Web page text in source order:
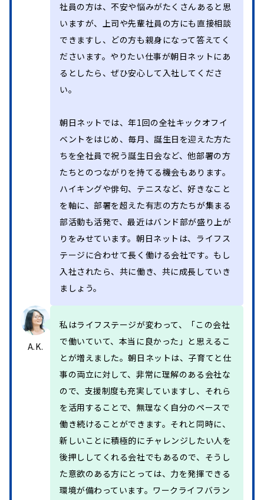
社員の方は、不安や悩みがたくさんあると思
いますが、上司や先輩社員の方にも直接相談
できますし、どの方も親身になって答えてく
ださいます。やりたい仕事が朝日ネットにあ
るとしたら、ぜひ安心して入社してくださ
い。
朝日ネットでは、年1回の全社キックオフイ
ベントをはじめ、毎月、誕生日を迎えた方た
ちを全社員で祝う誕生日会など、他部署の方
たちとのつながりを持てる機会もあります。
ハイキングや俳句、テニスなど、好きなこと
を軸に、部署を超えた有志の方たちが集まる
部活動も活発で、最近はバンド部が盛り上が
りをみせています。朝日ネットは、ライフス
テージに合わせて長く働ける会社です。もし
入社されたら、共に働き、共に成長していき
ましょう。
A.K.
私はライフステージが変わって、「この会社
で働いていて、本当に良かった」と思えるこ
とが増えました。朝日ネットは、子育てと仕
事の両立に対して、非常に理解のある会社な
ので、支援制度も充実していますし、それら
を活用することで、無理なく自分のペースで
働き続けることができます。それと同時に、
新しいことに積極的にチャレンジしたい人を
後押ししてくれる会社でもあるので、そうし
た意欲のある方にとっては、力を発揮できる
環境が備わっています。ワークライフバラン